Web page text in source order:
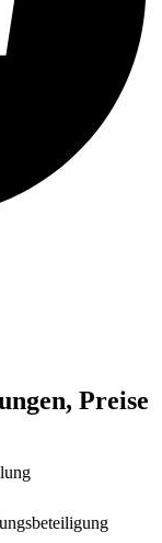
Preise